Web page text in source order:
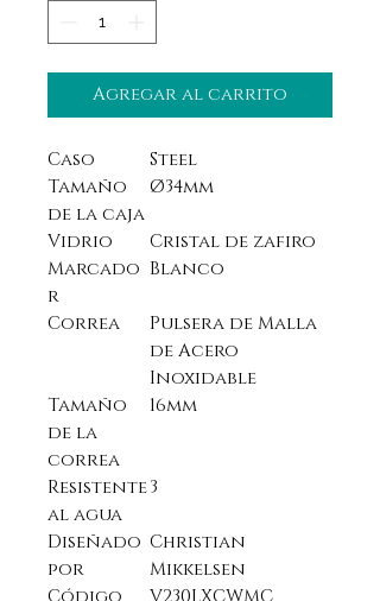
Agregar al carrito
Caso
Steel
Tamaño
de la caja
Ø34mm
Vidrio
Cristal de zafiro
Marcado
r
Blanco
Correa
Pulsera de Malla
de Acero
Inoxidable
Tamaño
de la
correa
16mm
Resistente
al agua
3
Diseñado
por
Christian
Mikkelsen